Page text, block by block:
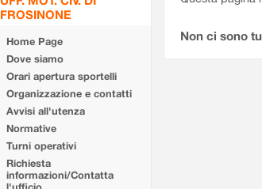
FROSINONE
Home Page
Dove siamo
Orari apertura sportelli
Organizzazione e contatti
Avvisi all'utenza
Normative
Turni operativi
Richiesta
informazioni/Contatta
Non ci sono